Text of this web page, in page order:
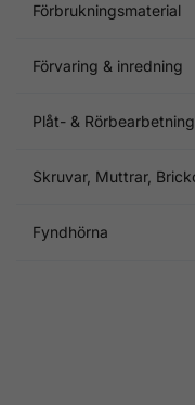
Förbrukningsmaterial
Förvaring & inredning
Plåt- & Rörbearbetning
Skruvar, Muttrar,
Fyndhörna